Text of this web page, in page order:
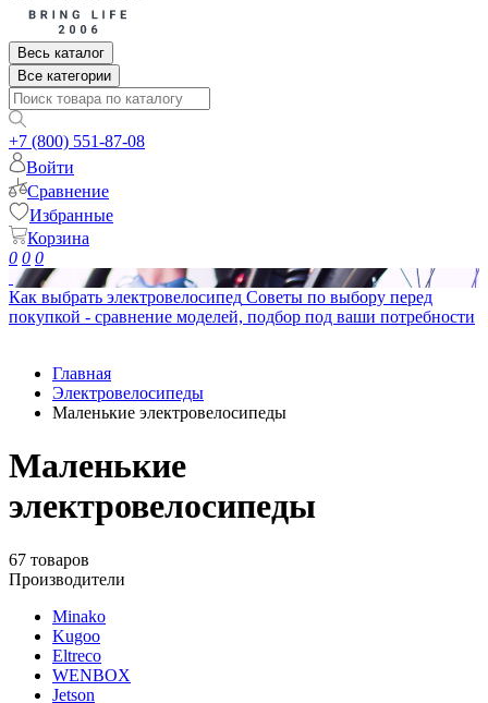
Весь каталог
Все категории
+7 (800) 551-87-08
Войти
Сравнение
Избранные
Корзина
0 0 0
Как выбрать электровелосипед Советы по выбору перед
покупкой - сравнение моделей, подбор под ваши потребности
Главная
Электровелосипеды
Маленькие электровелосипеды
Маленькие
электровелосипеды
67 товаров
Производители
Minako
Kugoo
Eltreco
WENBOX
Jetson